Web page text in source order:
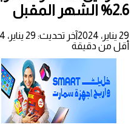
2.6% الشهر المقبل
29 يناير، 2024
آخر تحديث: 29 يناير، 2024
أقل من دقيقة